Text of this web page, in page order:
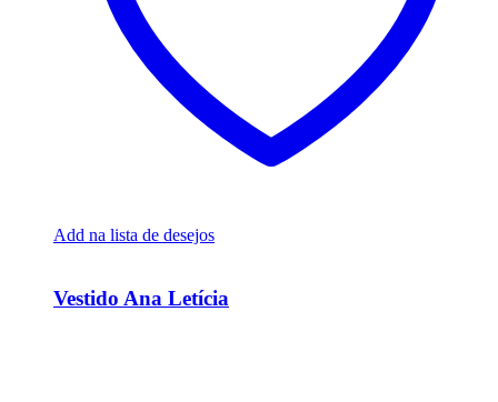
Add na lista de desejos
Vestido Ana Letícia